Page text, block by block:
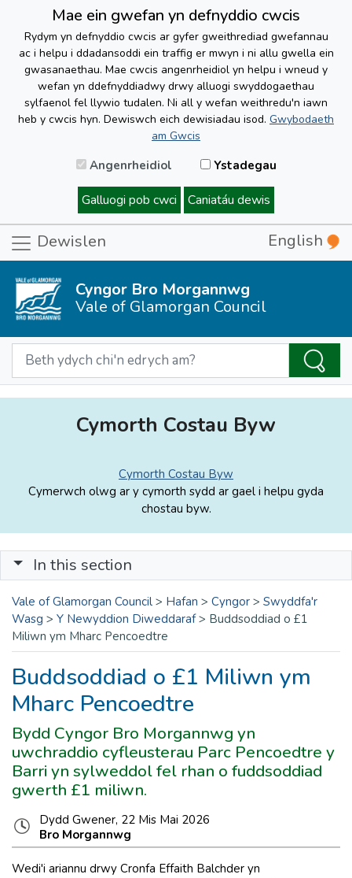
Mae ein gwefan yn defnyddio cwcis
Rydym yn defnyddio cwcis ar gyfer gweithrediad gwefannau
ac i helpu i ddadansoddi ein traffig er mwyn i ni allu gwella ein
gwasanaethau. Mae cwcis angenrheidiol yn helpu i wneud y
wefan yn ddefnyddiadwy drwy alluogi swyddogaethau
sylfaenol fel llywio tudalen. Ni all y wefan weithredu'n iawn
heb y cwcis hyn. Dewiswch eich dewisiadau isod. Gwybodaeth
am Gwcis
Angenrheidiol Ystadegau
Galluogi pob cwci Caniatáu dewis
Dewislen English
Cyngor Bro Morgannwg
Vale of Glamorgan Council
Cymorth Costau Byw
Cymorth Costau Byw
Cymerwch olwg ar y cymorth sydd ar gael i helpu gyda
chostau byw.
In this section
Vale of Glamorgan Council > Hafan > Cyngor > Swyddfa'r
Wasg > Y Newyddion Diweddaraf> Buddsoddiad o £1
Miliwn ym Mharc Pencoedtre
Buddsoddiad o £1 Miliwn ym
Mharc Pencoedtre
Bydd Cyngor Bro Morgannwg yn
uwchraddio cyfleusterau Parc Pencoedtre y
Barri yn sylweddol fel rhan o fuddsoddiad
gwerth £1 miliwn.
Dydd Gwener, 22 Mis Mai 2026
Bro Morgannwg
Wedi'i ariannu drwy Cronfa Effaith Balchder yn